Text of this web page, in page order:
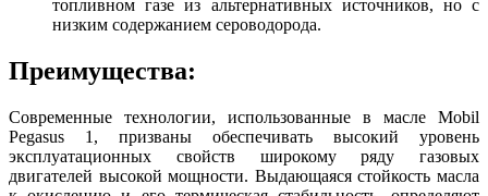
топливном газе из альтернативных источников, но с
низким содержанием сероводорода.
Преимущества:
Современные технологии, использованные в масле Mobil
Pegasus 1, призваны обеспечивать высокий уровень
эксплуатационных свойств широкому ряду газовых
двигателей высокой мощности. Выдающаяся стойкость масла